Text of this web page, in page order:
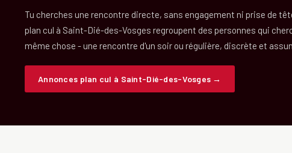
Tu cherches une rencontre directe, sans engagement ni prise de
plan cul à Saint-Dié-des-Vosges regroupent des personnes qui
même chose - une rencontre d'un soir ou régulière, discrète et
Annonces plan cul à Saint-Dié-des-Vosges →